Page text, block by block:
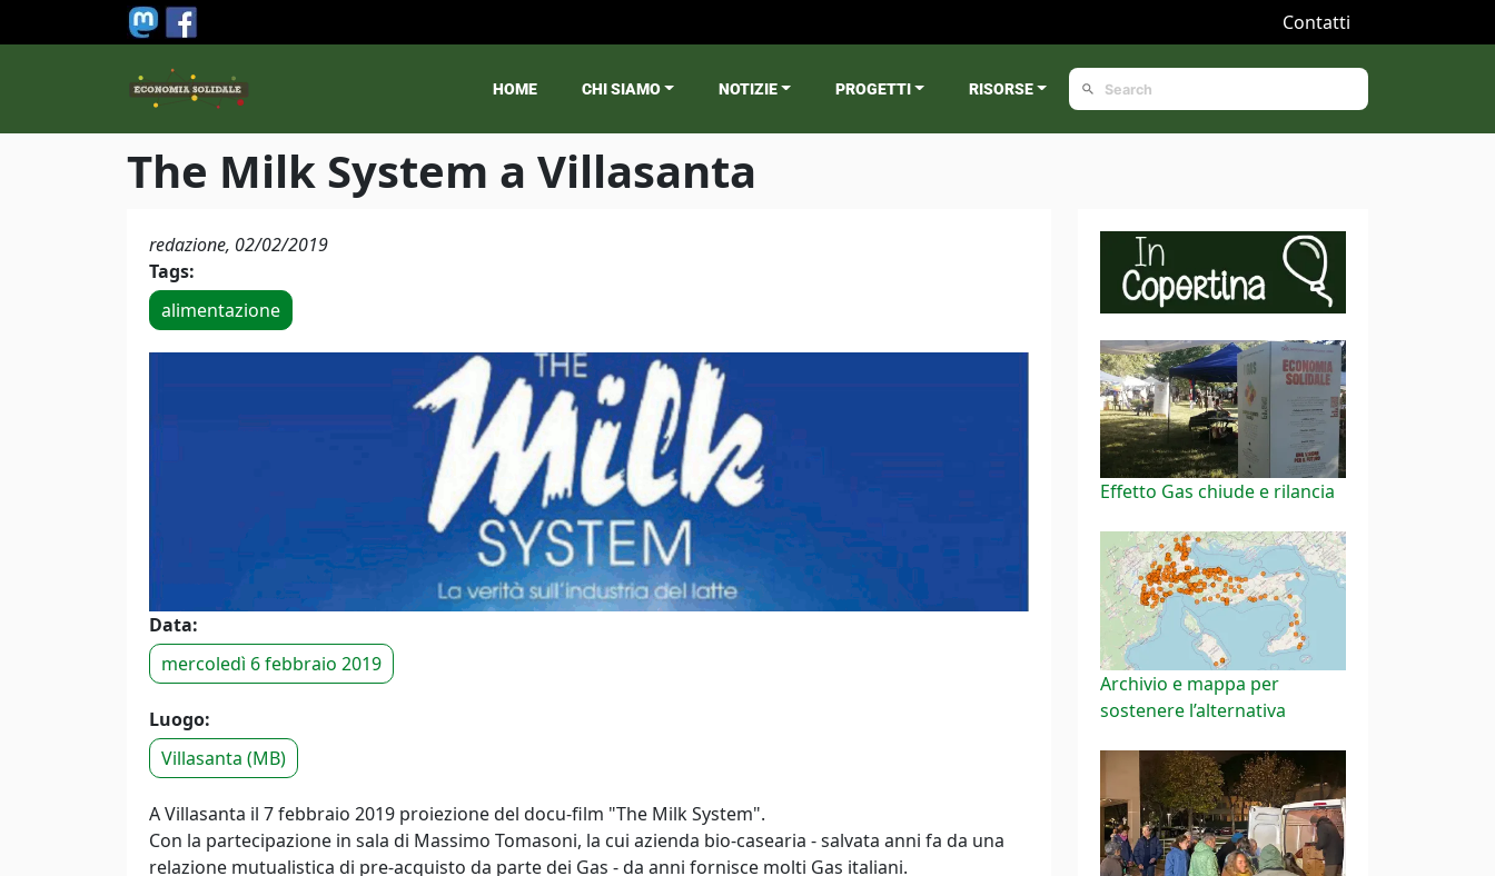
Salta al contenuto principale Contatti
Main menu
HOME CHI SIAMO NOTIZIE PROGETTI RISORSE
The Milk System a Villasanta
redazione, 02/02/2019
Tags:
alimentazione
Data:
mercoledì 6 febbraio 2019
Luogo:
Villasanta (MB)
A Villasanta il 7 febbraio 2019 proiezione del docu-film "The Milk System".
Con la partecipazione in sala di Massimo Tomasoni, la cui azienda bio-casearia - salvata anni fa da una
relazione mutualistica di pre-acquisto da parte dei Gas - da anni fornisce molti Gas italiani.
Effetto Gas chiude e rilancia
Archivio e mappa per
sostenere l’alternativa